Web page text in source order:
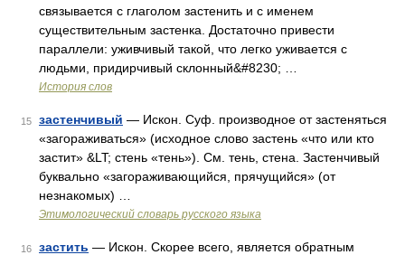
связывается с глаголом застенить и с именем
существительным застенка. Достаточно привести
параллели: уживчивый такой, что легко уживается с
людьми, придирчивый склонный&#8230; …
История слов
15 застенчивый — Искон. Суф. производное от застеняться
«загораживаться» (исходное слово застень «что или кто
застит» &LT; стень «тень»). См. тень, стена. Застенчивый
буквально «загораживающийся, прячущийся» (от
незнакомых) …
Этимологический словарь русского языка
16 застить — Искон. Скорее всего, является обратным